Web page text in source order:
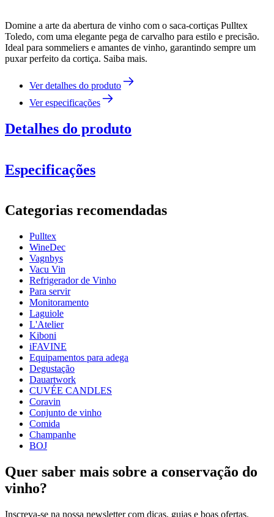
Domine a arte da abertura de vinho com o saca-cortiças Pulltex
Toledo, com uma elegante pega de carvalho para estilo e precisão.
Ideal para sommeliers e amantes de vinho, garantindo sempre um
puxar perfeito da cortiça. Saiba mais.
Ver detalhes do produto
Ver especificações
Detalhes do produto
Especificações
Número do produto109-160-00
Dimensões (LxAxP cm)
Peso (kg)
Altura (cm)
profundidade (cm)5
Categorias recomendadas
Pulltex
WineDec
Vagnbys
Vacu Vin
Refrigerador de Vinho
Para servir
Monitoramento
Laguiole
L'Atelier
Kiboni
iFAVINE
Equipamentos para adega
Degustação
Dauartwork
CUVÉE CANDLES
Coravin
Conjunto de vinho
Comida
Champanhe
BOJ
Quer saber mais sobre a conservação do
vinho?
Inscreva-se na nossa newsletter com dicas, guias e boas ofertas.